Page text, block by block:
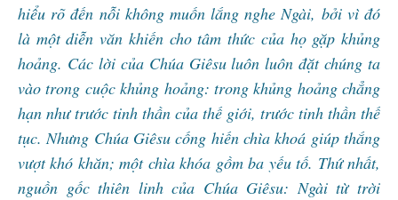
hiểu rõ đến nỗi không muốn lắng nghe Ngài, bởi vì đó
là một diễn văn khiến cho tâm thức của họ gặp khủng
hoảng. Các lời của Chúa Giêsu luôn luôn đặt chúng ta
vào trong cuộc khủng hoảng: trong khủng hoảng chẳng
hạn như trước tinh thần của thế giới, trước tinh thần thế
tục. Nhưng Chúa Giêsu cống hiến chìa khoá giúp thắng
vượt khó khăn; một chìa khóa gồm ba yếu tố. Thứ nhất,
nguồn gốc thiên linh của Chúa Giêsu: Ngài từ trời